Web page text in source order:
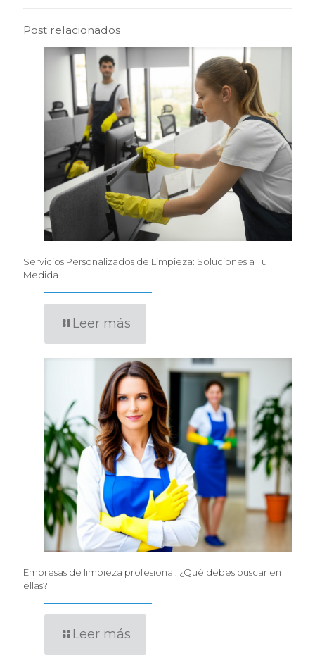
Post relacionados
Servicios Personalizados de Limpieza: Soluciones a Tu
Medida
Leer más
Empresas de limpieza profesional: ¿Qué debes buscar en
ellas?
Leer más